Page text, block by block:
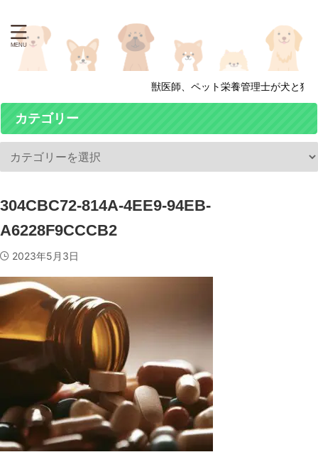
獣医師、ペット栄養管理士が犬と猫
カテゴリー
304CBC72-814A-4EE9-94EB-
A6228F9CCCB2
2023年5月3日